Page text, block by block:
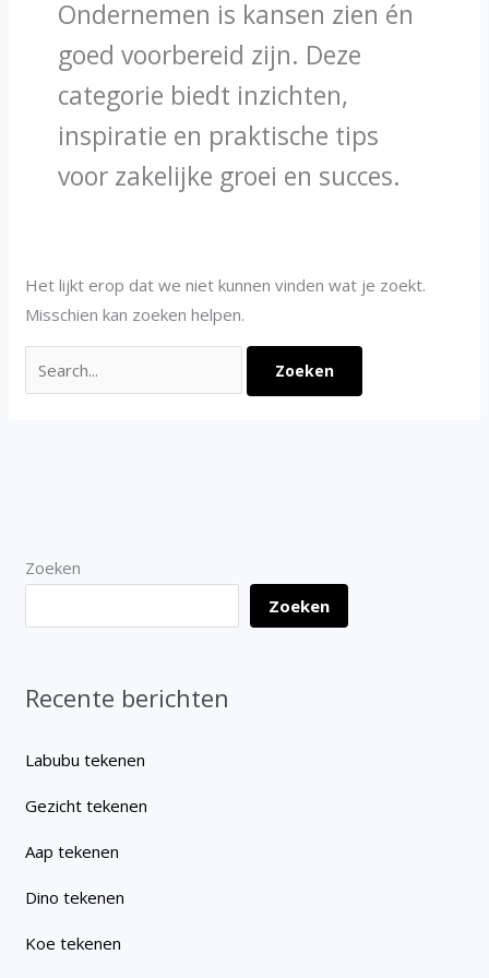
Ondernemen is kansen zien én
goed voorbereid zijn. Deze
categorie biedt inzichten,
inspiratie en praktische tips
voor zakelijke groei en succes.
Het lijkt erop dat we niet kunnen vinden wat je zoekt.
Misschien kan zoeken helpen.
Zoeken
Zoeken
Recente berichten
Labubu tekenen
Gezicht tekenen
Aap tekenen
Dino tekenen
Koe tekenen